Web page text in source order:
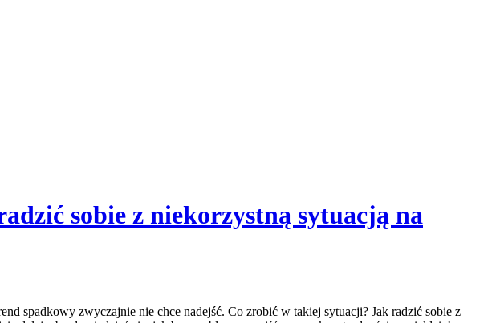
sobie z niekorzystną sytuacją na
spadkowy zwyczajnie nie chce nadejść. Co ‍zrobić w takiej sytuacji? Jak radzić sobie z